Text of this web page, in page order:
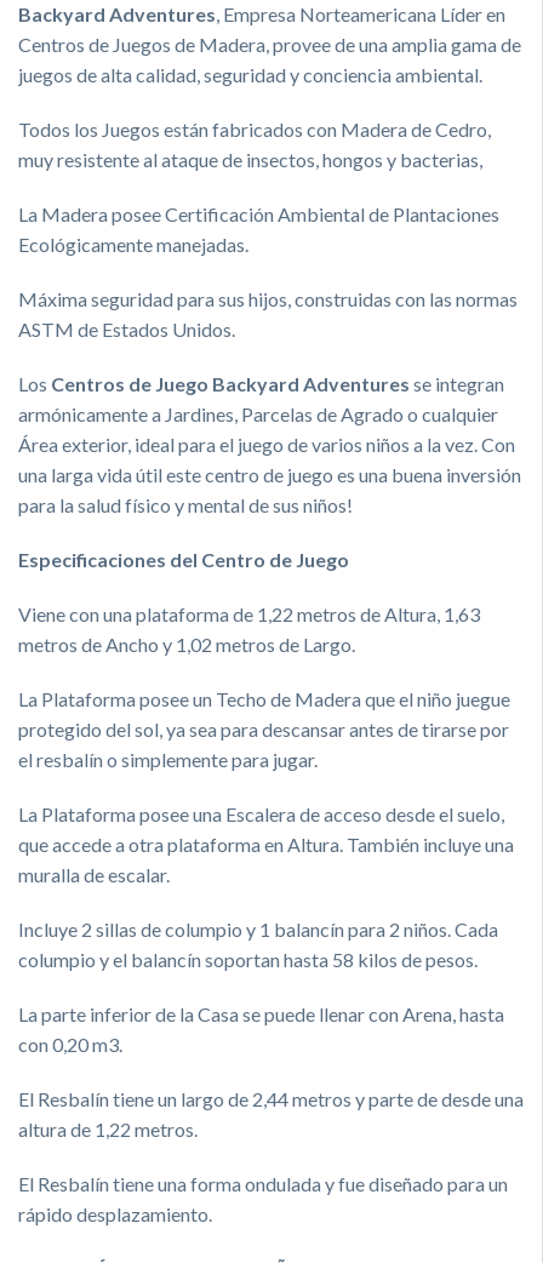
Backyard Adventures , Empresa Norteamericana Líder en
Centros de Juegos de Madera, provee de una amplia gama de
juegos de alta calidad, seguridad y conciencia ambiental.
Todos los Juegos están fabricados con Madera de Cedro,
muy resistente al ataque de insectos, hongos y bacterias,
La Madera posee Certificación Ambiental de Plantaciones
Ecológicamente manejadas.
Máxima seguridad para sus hijos, construidas con las normas
ASTM de Estados Unidos.
Los Centros de Juego Backyard Adventures se integran
armónicamente a Jardines, Parcelas de Agrado o cualquier
Área exterior, ideal para el juego de varios niños a la vez. Con
una larga vida útil este centro de juego es una buena inversión
para la salud físico y mental de sus niños!
Especificaciones del Centro de Juego
Viene con una plataforma de 1,22 metros de Altura, 1,63
metros de Ancho y 1,02 metros de Largo.
La Plataforma posee un Techo de Madera que el niño juegue
protegido del sol, ya sea para descansar antes de tirarse por
el resbalín o simplemente para jugar.
La Plataforma posee una Escalera de acceso desde el suelo,
que accede a otra plataforma en Altura. También incluye una
muralla de escalar.
Incluye 2 sillas de columpio y 1 balancín para 2 niños. Cada
columpio y el balancín soportan hasta 58 kilos de pesos.
La parte inferior de la Casa se puede llenar con Arena, hasta
con 0,20 m3.
El Resbalín tiene un largo de 2,44 metros y parte de desde una
altura de 1,22 metros.
El Resbalín tiene una forma ondulada y fue diseñado para un
rápido desplazamiento.